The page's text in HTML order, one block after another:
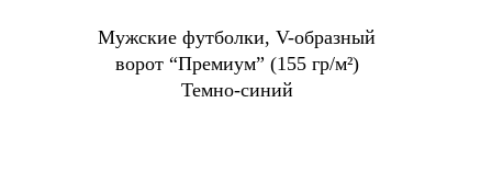
Мужские футболки, V-образный
ворот “Премиум” (155 гр/м²)
Темно-синий